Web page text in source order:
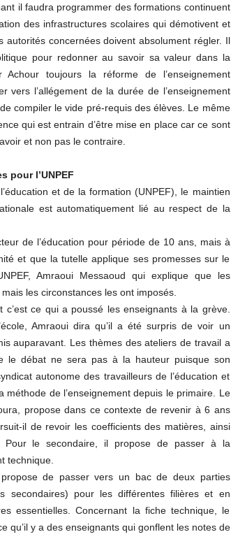
il faudra programmer des formations continuent
des infrastructures scolaires qui démotivent et
concernées doivent absolument régler. Il
pour redonner au savoir sa valeur dans la
toujours la réforme de l’enseignement
vers l’allégement de la durée de l’enseignement
compiler le vide pré-requis des élèves. Le même
qui est entrain d’être mise en place car ce sont
et non pas le contraire.
pour l’UNPEF
et de la formation (UNPEF), le maintien
est automatiquement lié au respect de la
de l’éducation pour période de 10 ans, mais à
et que la tutelle applique ses promesses sur le
Amraoui Messaoud qui explique que les
les circonstances les ont imposés.
ce qui a poussé les enseignants à la grève.
Amraoui dira qu’il a été surpris de voir un
auparavant. Les thèmes des ateliers de travail a
le débat ne sera pas à la hauteur puisque son
autonome des travailleurs de l’éducation et
de l’enseignement depuis le primaire. Le
propose dans ce contexte de revenir à 6 ans
il de revoir les coefficients des matières, ainsi
le secondaire, il propose de passer à la
technique.
de passer vers un bac de deux parties
secondaires) pour les différentes filières et en
essentielles. Concernant la fiche technique, le
qu’il y a des enseignants qui gonflent les notes de